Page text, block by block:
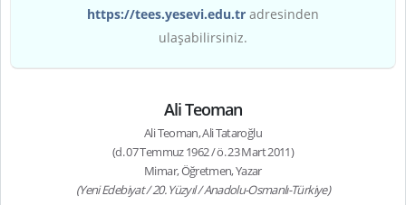
https://tees.yesevi.edu.tr adresinden
ulaşabilirsiniz.
Ali Teoman
Ali Teoman, Ali Tataroğlu
(d. 07 Temmuz 1962 / ö. 23 Mart 2011)
Mimar, Öğretmen, Yazar
(Yeni Edebiyat / 20. Yüzyıl / Anadolu-Osmanlı-Türkiye)